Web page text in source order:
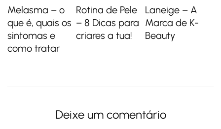
Melasma – o
que é, quais os
sintomas e
como tratar
Rotina de Pele
– 8 Dicas para
criares a tua!
Laneige – A
Marca de K-
Beauty
Deixe um comentário